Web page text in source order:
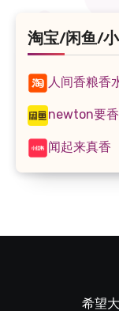
淘宝/闲鱼/
人间香粮香
newton要
闻起来真香
希望